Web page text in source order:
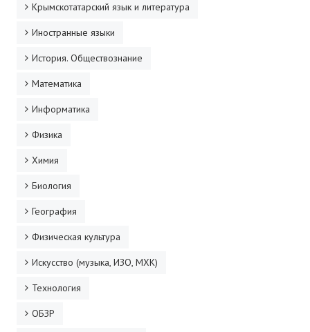
Крымскотатарский язык и литература
Иностранные языки
История. Обществознание
Математика
Информатика
Физика
Химия
Биология
География
Физическая культура
Искусство (музыка, ИЗО, МХК)
Технология
ОБЗР